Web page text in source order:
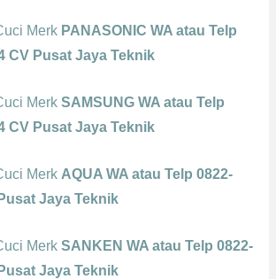
Merk PANASONIC WA atau Telp
CV Pusat Jaya Teknik
Merk SAMSUNG WA atau Telp
CV Pusat Jaya Teknik
Merk AQUA WA atau Telp 0822-
Jaya Teknik
Merk SANKEN WA atau Telp 0822-
Jaya Teknik